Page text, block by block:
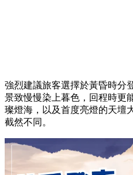
強烈建議旅客選擇於黃昏時分
景致慢慢染上暮色，回程時更
璨燈海，以及首度亮燈的天壇
截然不同。